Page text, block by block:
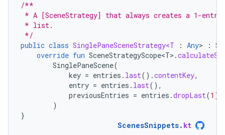
/**
* A [SceneStrategy] that always creates a 1-
* list.
*/
public class SinglePaneSceneStrategy<T : Any> :
override fun SceneStrategyScope<T> .
SinglePaneScene(
key = entries . last().contentKey,
entry = entries . last(),
previousEntries = entries .dropLast(1 )
)
}
ScenesSnippets. kt